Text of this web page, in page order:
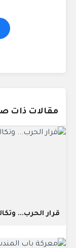
مقالات ذات
قرار الحرب...